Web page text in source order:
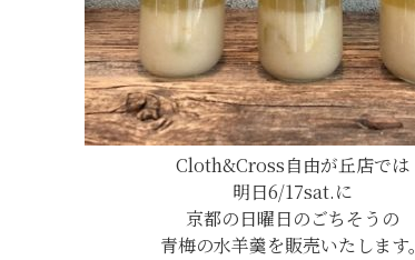
Cloth&Cross自由が丘店では
明日6/17sat.に
京都の日曜日のごちそうの
青梅の水羊羹を販売いたします。